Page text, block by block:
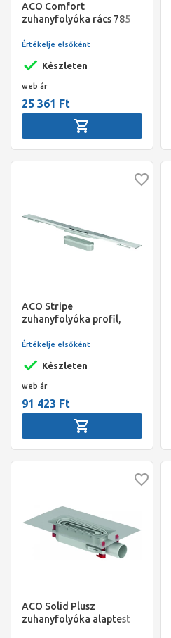
ACO Comfort
zuhanyfolyóka rács 785
Készleten
Értékelje elsőként
web ár
25 361 Ft
ACO Stripe
zuhanyfolyóka profil,
900*55mm
Készleten
Értékelje elsőként
web ár
91 423 Ft
ACO Solid Plusz
zuhanyfolyóka alaptest